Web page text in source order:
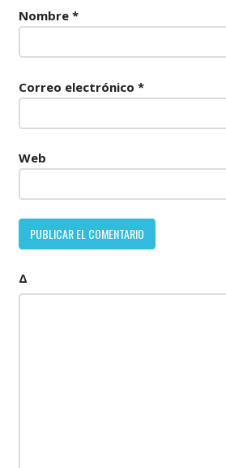
Nombre *
Correo electrónico *
Web
Δ